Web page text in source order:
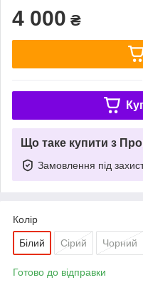
4 000 ₴
Що таке купити з
Замовлення під
Колір
Білий Сірий Чорний
Готово до відправки